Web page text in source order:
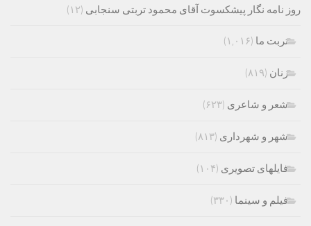
روز نامه نگار پیشکسوت آقای محمود تربتی سنجابی (۱۲)
تربت ما (۱,۰۱۶)
زنان (۸۱۹)
شعر و شاعری (۶۲۳)
شهر و شهرداری (۸۱۳)
فایلهای تصویری (۱۰۴)
فیلم و سینما (۳۳۰)